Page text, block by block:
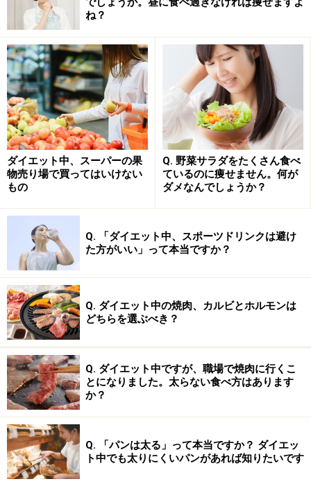
ょう。
主食を選ぶときは何に気を付けるべき？
クリームパンなど、おやつに近いパンは選ばないようにしま
しょう
飯、パン、麺類それぞれの場合に分けて解説します。
ご飯を選ぶ場合、量の目安はご飯の量は約150～200gで
す（成人の場合）。おにぎりなら2個、レトルトご飯な
ら1パックくらい。コンビニのお弁当や丼ぶりものは、
ご飯の量が200グラム以上あることも多いので注意しま
しょう。おにぎりを選ぶ際は、鮭や肉などのタンパク質
がとれるものや、昆布やわかめ、ひじき系の混ぜご飯の
おにぎりを選ぶことで、食物繊維やミネラルを補うこと
ができます。
パンを選ぶ際は、クリームパンやチョコレートのパンな
ど、食事と言うよりはおやつに近いパンは選ばないよう
にしましょう。これは、糖質や脂質が多いためです。一
ね？
ダイエット中、スーパーの果
物売り場で買ってはいけない
もの
Q. 野菜サラダをたくさん食べ
ているのに痩せません。何が
ダメなんでしょうか？
Q. 「ダイエット中、スポーツドリンクは避け
た方がいい」って本当ですか？
Q. ダイエット中の焼肉、カルビとホルモンは
どちらを選ぶべき？
Q. ダイエット中ですが、職場で焼肉に行くこ
とになりました。太らない食べ方はあります
か？
Q. 「パンは太る」って本当ですか？ ダイエッ
ト中でも太りにくいパンがあれば知りたいです